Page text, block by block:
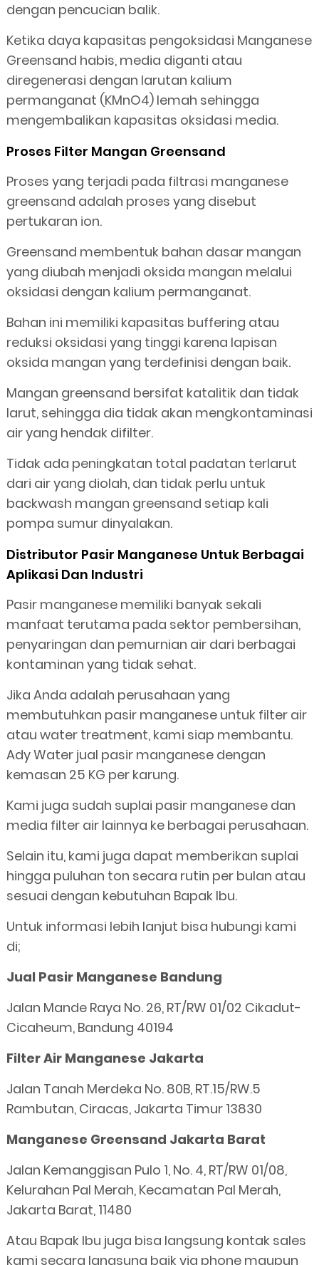
dengan pencucian balik.
Ketika daya kapasitas pengoksidasi Manganese
Greensand habis, media diganti atau
diregenerasi dengan larutan kalium
permanganat (KMnO4) lemah sehingga
mengembalikan kapasitas oksidasi media.
Proses Filter Mangan Greensand
Proses yang terjadi pada filtrasi manganese
greensand adalah proses yang disebut
pertukaran ion.
Greensand membentuk bahan dasar mangan
yang diubah menjadi oksida mangan melalui
oksidasi dengan kalium permanganat.
Bahan ini memiliki kapasitas buffering atau
reduksi oksidasi yang tinggi karena lapisan
oksida mangan yang terdefinisi dengan baik.
Mangan greensand bersifat katalitik dan tidak
larut, sehingga dia tidak akan mengkontaminasi
air yang hendak difilter.
Tidak ada peningkatan total padatan terlarut
dari air yang diolah, dan tidak perlu untuk
backwash mangan greensand setiap kali
pompa sumur dinyalakan.
Distributor Pasir Manganese Untuk Berbagai
Aplikasi Dan Industri
Pasir manganese memiliki banyak sekali
manfaat terutama pada sektor pembersihan,
penyaringan dan pemurnian air dari berbagai
kontaminan yang tidak sehat.
Jika Anda adalah perusahaan yang
membutuhkan pasir manganese untuk filter air
atau water treatment, kami siap membantu.
Ady Water jual pasir manganese dengan
kemasan 25 KG per karung.
Kami juga sudah suplai pasir manganese dan
media filter air lainnya ke berbagai perusahaan.
Selain itu, kami juga dapat memberikan suplai
hingga puluhan ton secara rutin per bulan atau
sesuai dengan kebutuhan Bapak Ibu.
Untuk informasi lebih lanjut bisa hubungi kami
di;
Jual Pasir Manganese Bandung
Jalan Mande Raya No. 26, RT/RW 01/02 Cikadut-
Cicaheum, Bandung 40194
Filter Air Manganese Jakarta
Jalan Tanah Merdeka No. 80B, RT.15/RW.5
Rambutan, Ciracas, Jakarta Timur 13830
Manganese Greensand Jakarta Barat
Jalan Kemanggisan Pulo 1, No. 4, RT/RW 01/08,
Kelurahan Pal Merah, Kecamatan Pal Merah,
Jakarta Barat, 11480
Atau Bapak Ibu juga bisa langsung kontak sales
kami secara langsung baik via phone maupun